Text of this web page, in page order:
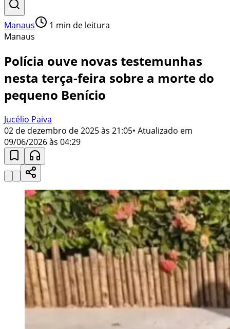
Manaus 1 min de leitura
Manaus
Polícia ouve novas testemunhas
nesta terça-feira sobre a morte do
pequeno Benício
Jucélio Paiva
02 de dezembro de 2025 às 21:05• Atualizado em
09/06/2026 às 04:29